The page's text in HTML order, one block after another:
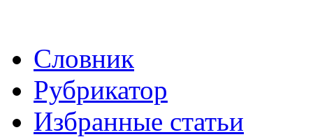
Словник
Рубрикатор
Избранные статьи